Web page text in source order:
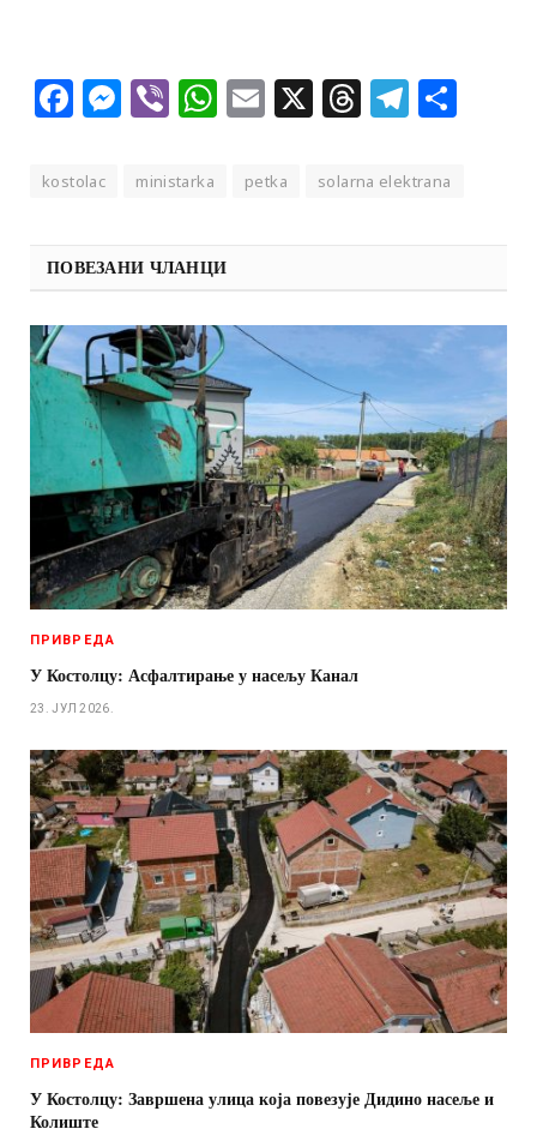
Facebook
Messenger
ViberWhatsApp
Email
X Threads
kostolac ministarka petka solarna elektrana
ПОВЕЗАНИ ЧЛАНЦИ
ПРИВРЕДА
У Костолцу: Асфалтирање у насељу Канал
23. ЈУЛ 2026.
ПРИВРЕДА
У Костолцу: Завршена улица која повезује Дидино насеље и
Колиште